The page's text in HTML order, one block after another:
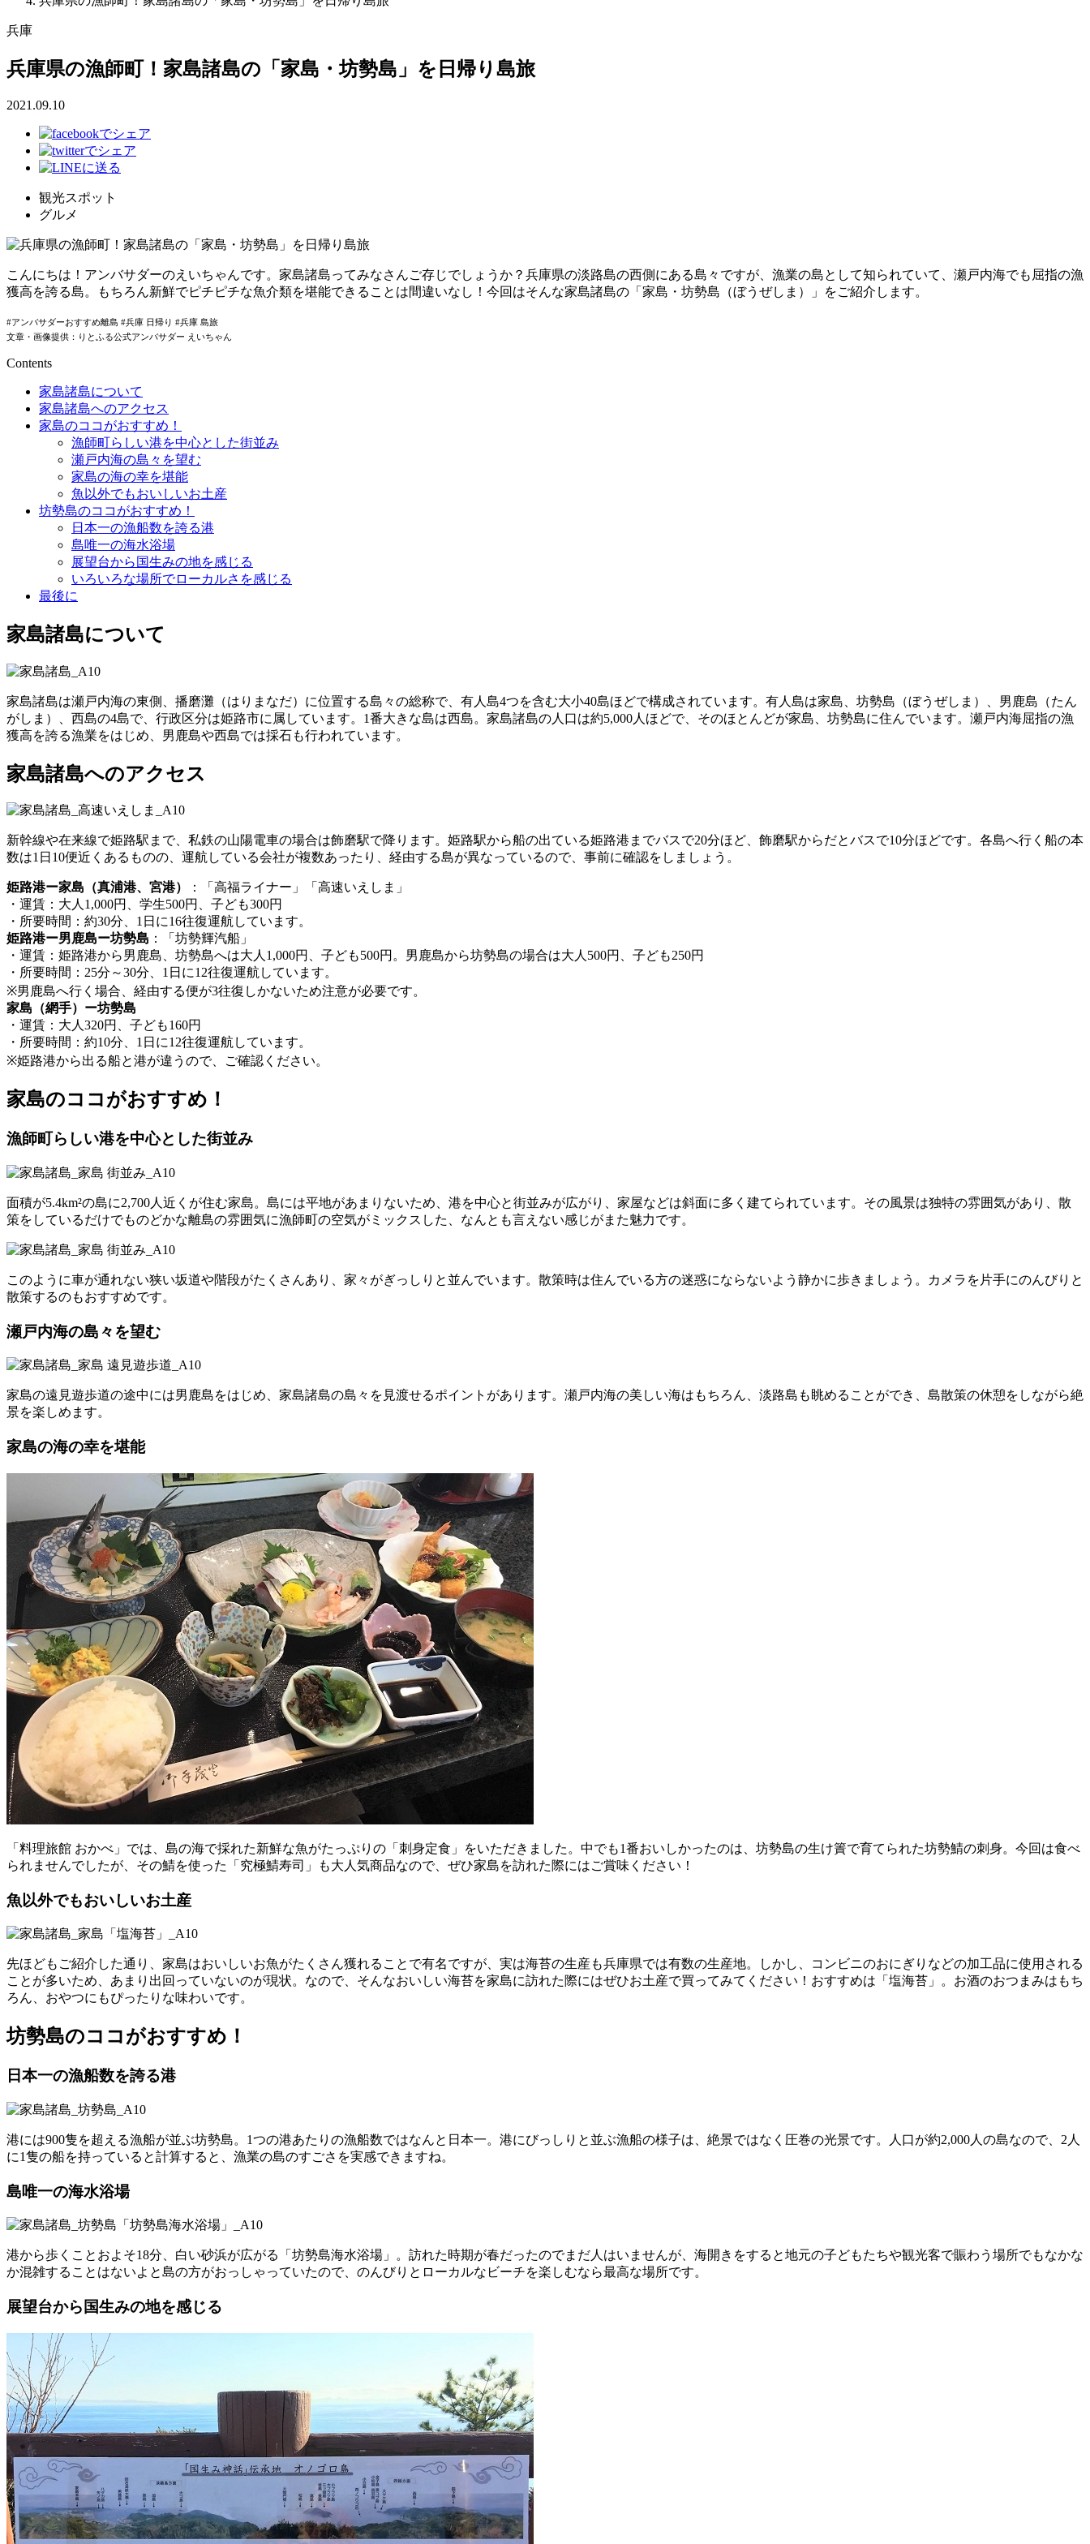
兵庫
兵庫県の漁師町！家島諸島の「家島・坊勢島」を日帰り島旅
2021.09.10
観光スポット
グルメ
こんにちは！アンバサダーのえいちゃんです。家島諸島ってみなさんご存じでしょうか？兵庫県の淡路島の西側にある島々ですが、漁業の島として知られていて、瀬戸内海でも屈指の漁
獲高を誇る島。もちろん新鮮でピチピチな魚介類を堪能できることは間違いなし！今回はそんな家島諸島の「家島・坊勢島（ぼうぜしま）」をご紹介します。
#アンバサダーおすすめ離島 #兵庫 日帰り #兵庫 島旅
文章・画像提供：りとふる公式アンバサダー えいちゃん
Contents
家島諸島について
家島諸島へのアクセス
家島のココがおすすめ！
漁師町らしい港を中心とした街並み
瀬戸内海の島々を望む
家島の海の幸を堪能
魚以外でもおいしいお土産
坊勢島のココがおすすめ！
日本一の漁船数を誇る港
島唯一の海水浴場
展望台から国生みの地を感じる
いろいろな場所でローカルさを感じる
最後に
家島諸島について
家島諸島は瀬戸内海の東側、播磨灘（はりまなだ）に位置する島々の総称で、有人島4つを含む大小40島ほどで構成されています。有人島は家島、坊勢島（ぼうぜしま）、男鹿島（たん
がしま）、西島の4島で、行政区分は姫路市に属しています。1番大きな島は西島。家島諸島の人口は約5,000人ほどで、そのほとんどが家島、坊勢島に住んでいます。瀬戸内海屈指の漁
獲高を誇る漁業をはじめ、男鹿島や西島では採石も行われています。
家島諸島へのアクセス
新幹線や在来線で姫路駅まで、私鉄の山陽電車の場合は飾磨駅で降ります。姫路駅から船の出ている姫路港までバスで20分ほど、飾磨駅からだとバスで10分ほどです。各島へ行く船の本
数は1日10便近くあるものの、運航している会社が複数あったり、経由する島が異なっているので、事前に確認をしましょう。
姫路港ー家島（真浦港、宮港）
：「高福ライナー」「高速いえしま」
・運賃：大人1,000円、学生500円、子ども300円
・所要時間：約30分、1日に16往復運航しています。
姫路港ー男鹿島ー坊勢島 ：「坊勢輝汽船」
・運賃：姫路港から男鹿島、坊勢島へは大人1,000円、子ども500円。男鹿島から坊勢島の場合は大人500円、子ども250円
・所要時間：25分～30分、1日に12往復運航しています。
※男鹿島へ行く場合、経由する便が3往復しかないため注意が必要です。
家島（網手）ー坊勢島
・運賃：大人320円、子ども160円
・所要時間：約10分、1日に12往復運航しています。
※姫路港から出る船と港が違うので、ご確認ください。
家島のココがおすすめ！
漁師町らしい港を中心とした街並み
面積が5.4km²の島に2,700人近くが住む家島。島には平地があまりないため、港を中心と街並みが広がり、家屋などは斜面に多く建てられています。その風景は独特の雰囲気があり、散
策をしているだけでものどかな離島の雰囲気に漁師町の空気がミックスした、なんとも言えない感じがまた魅力です。
このように車が通れない狭い坂道や階段がたくさんあり、家々がぎっしりと並んでいます。散策時は住んでいる方の迷惑にならないよう静かに歩きましょう。カメラを片手にのんびりと
散策するのもおすすめです。
瀬戸内海の島々を望む
家島の遠見遊歩道の途中には男鹿島をはじめ、家島諸島の島々を見渡せるポイントがあります。瀬戸内海の美しい海はもちろん、淡路島も眺めることができ、島散策の休憩をしながら絶
景を楽しめます。
家島の海の幸を堪能
「料理旅館 おかべ」では、島の海で採れた新鮮な魚がたっぷりの「刺身定食」をいただきました。中でも1番おいしかったのは、坊勢島の生け簀で育てられた坊勢鯖の刺身。今回は食べ
られませんでしたが、その鯖を使った「究極鯖寿司」も大人気商品なので、ぜひ家島を訪れた際にはご賞味ください！
魚以外でもおいしいお土産
先ほどもご紹介した通り、家島はおいしいお魚がたくさん獲れることで有名ですが、実は海苔の生産も兵庫県では有数の生産地。しかし、コンビニのおにぎりなどの加工品に使用される
ことが多いため、あまり出回っていないのが現状。なので、そんなおいしい海苔を家島に訪れた際にはぜひお土産で買ってみてください！おすすめは「塩海苔」。お酒のおつまみはもち
ろん、おやつにもぴったりな味わいです。
坊勢島のココがおすすめ！
日本一の漁船数を誇る港
港には900隻を超える漁船が並ぶ坊勢島。1つの港あたりの漁船数ではなんと日本一。港にびっしりと並ぶ漁船の様子は、絶景ではなく圧巻の光景です。人口が約2,000人の島なので、2人
に1隻の船を持っていると計算すると、漁業の島のすごさを実感できますね。
島唯一の海水浴場
港から歩くことおよそ18分、白い砂浜が広がる「坊勢島海水浴場」。訪れた時期が春だったのでまだ人はいませんが、海開きをすると地元の子どもたちや観光客で賑わう場所でもなかな
か混雑することはないよと島の方がおっしゃっていたので、のんびりとローカルなビーチを楽しむなら最高な場所です。
展望台から国生みの地を感じる